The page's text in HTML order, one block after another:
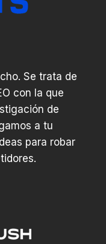
Se trata de
con la que
de
a tu
para robar